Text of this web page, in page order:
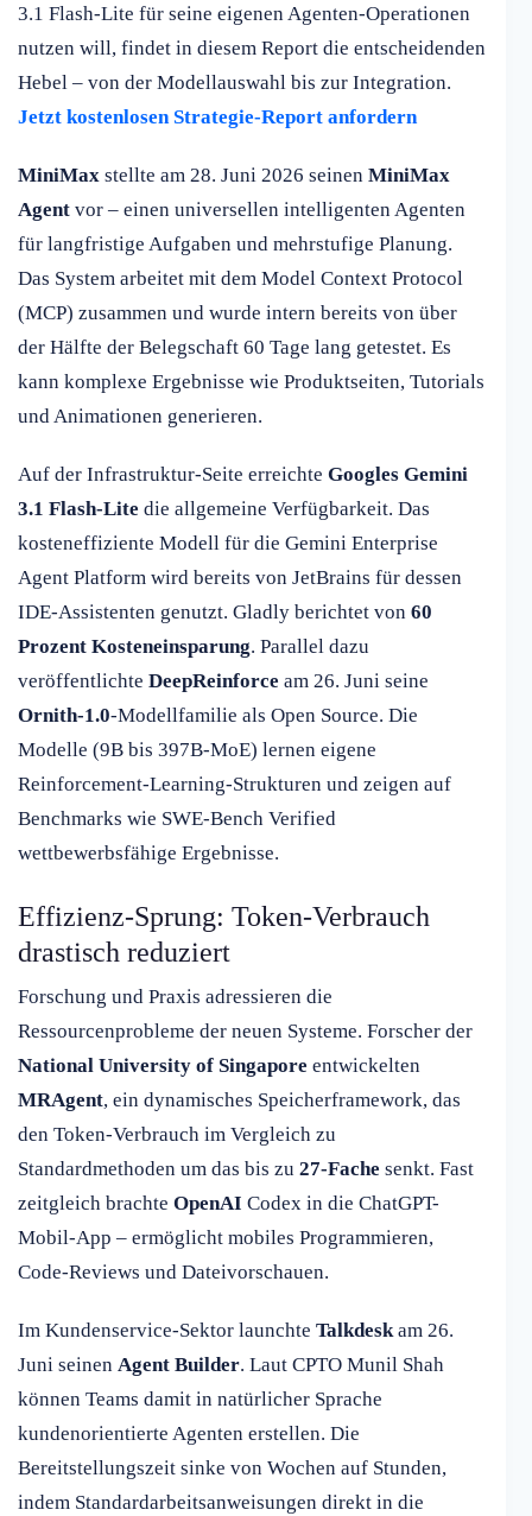
3.1 Flash-Lite für seine eigenen Agenten-Operationen
nutzen will, findet in diesem Report die entscheidenden
Hebel – von der Modellauswahl bis zur Integration.
Jetzt kostenlosen Strategie-Report anfordern
MiniMax stellte am 28. Juni 2026 seinen MiniMax
Agent vor – einen universellen intelligenten Agenten
für langfristige Aufgaben und mehrstufige Planung.
Das System arbeitet mit dem Model Context Protocol
(MCP) zusammen und wurde intern bereits von über
der Hälfte der Belegschaft 60 Tage lang getestet. Es
kann komplexe Ergebnisse wie Produktseiten, Tutorials
und Animationen generieren.
Auf der Infrastruktur-Seite erreichte Googles Gemini
3.1 Flash-Lite die allgemeine Verfügbarkeit. Das
kosteneffiziente Modell für die Gemini Enterprise
Agent Platform wird bereits von JetBrains für dessen
IDE-Assistenten genutzt. Gladly berichtet von 60
Prozent Kosteneinsparung. Parallel dazu
veröffentlichte DeepReinforce am 26. Juni seine
Ornith-1.0-Modellfamilie als Open Source. Die
Modelle (9B bis 397B-MoE) lernen eigene
Reinforcement-Learning-Strukturen und zeigen auf
Benchmarks wie SWE-Bench Verified
wettbewerbsfähige Ergebnisse.
Effizienz-Sprung: Token-Verbrauch
drastisch reduziert
Forschung und Praxis adressieren die
Ressourcenprobleme der neuen Systeme. Forscher der
National University of Singapore entwickelten
MRAgent, ein dynamisches Speicherframework, das
den Token-Verbrauch im Vergleich zu
Standardmethoden um das bis zu 27-Fache senkt. Fast
zeitgleich brachte OpenAI Codex in die ChatGPT-
Mobil-App – ermöglicht mobiles Programmieren,
Code-Reviews und Dateivorschauen.
Im Kundenservice-Sektor launchte Talkdeskam 26.
Juni seinen Agent Builder. Laut CPTO Munil Shah
können Teams damit in natürlicher Sprache
kundenorientierte Agenten erstellen. Die
Bereitstellungszeit sinke von Wochen auf Stunden,
indem Standardarbeitsanweisungen direkt in die